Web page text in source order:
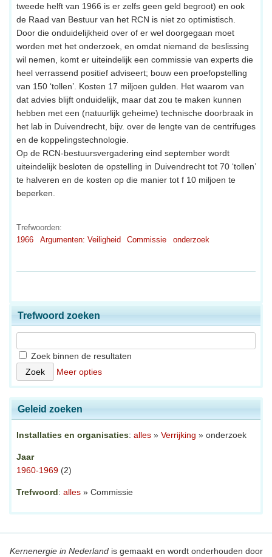
tweede helft van 1966 is er zelfs geen geld begroot) en ook
de Raad van Bestuur van het RCN is niet zo optimistisch.
Door die onduidelijkheid over of er wel doorgegaan moet
worden met het onderzoek, en omdat niemand de beslissing
wil nemen, komt er uiteindelijk een commissie van experts die
heel verrassend positief adviseert; bouw een proefopstelling
van 150 ‘tollen’. Kosten 17 miljoen gulden. Het waarom van
dat advies blijft onduidelijk, maar dat zou te maken kunnen
hebben met een (natuurlijk geheime) technische doorbraak in
het lab in Duivendrecht, bijv. over de lengte van de centrifuges
en de koppelingstechnologie.
Op de RCN-bestuursvergadering eind september wordt
uiteindelijk besloten de opstelling in Duivendrecht tot 70 ‘tollen’
te halveren en de kosten op die manier tot f 10 miljoen te
beperken.
Trefwoorden:
1966
Argumenten: Veiligheid Commissie onderzoek
Trefwoord zoeken
Zoek binnen de resultaten
Meer opties
Geleid zoeken
Installaties en organisaties: alles » Verrijking » onderzoek
Jaar
1960-1969 (2)
Trefwoord: alles » Commissie
Kernenergie in Nederlandis gemaakt en wordt onderhouden door